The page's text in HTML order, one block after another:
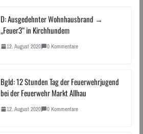
D: Ausgedehnter Wohnhausbrand →
„Feuer3“ in Kirchhundem
12. August 2020 0 Kommentare
Bgld: 12 Stunden Tag der Feuerwehrjugend
bei der Feuerwehr Markt Allhau
12. August 2020 0 Kommentare